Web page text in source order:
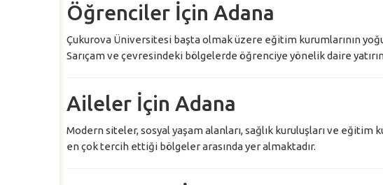
Öğrenciler İçin Adana
Çukurova Üniversitesi başta olmak üzere eğitim kurumlarının
Sarıçam ve çevresindeki bölgelerde öğrenciye yönelik daire
Aileler İçin Adana
Modern siteler, sosyal yaşam alanları, sağlık kuruluşları ve eğitim
en çok tercih ettiği bölgeler arasında yer almaktadır.